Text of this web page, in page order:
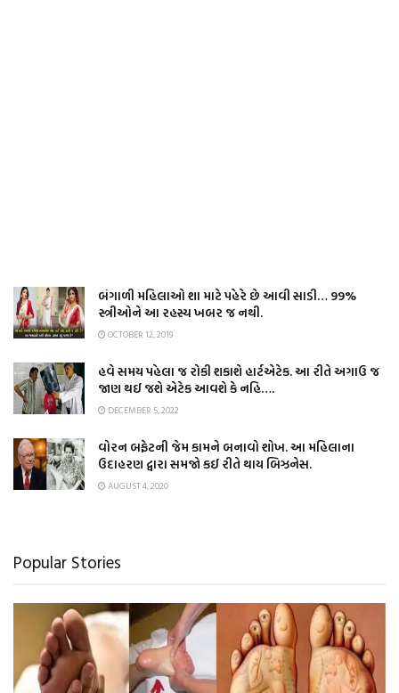
બંગાળી મહિલાઓ શા માટે પહેરે છે આવી સાડી… 99%
સ્ત્રીઓને આ રહસ્ય ખબર જ નથી.
OCTOBER 12, 2019
હવે સમય પહેલા જ રોકી શકાશે હાર્ટએટેક. આ રીતે અગાઉ જ
જાણ થઈ જશે એટેક આવશે કે નહિ….
DECEMBER 5, 2022
વોરન બફેટની જેમ કામને બનાવો શોખ. આ મહિલાના
ઉદાહરણ દ્વારા સમજો કઈ રીતે થાય બિઝનેસ.
AUGUST 4, 2020
Popular Stories